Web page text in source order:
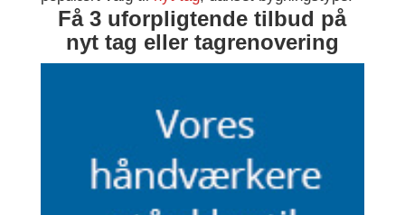
Få 3 uforpligtende tilbud på
nyt tag eller tagrenovering